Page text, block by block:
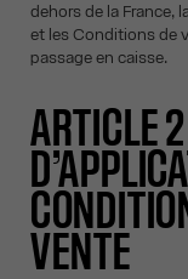
dehors de la France,
et les Conditions de
passage en caisse.
ARTICLE
VENTE